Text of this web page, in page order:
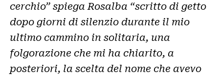
cerchio” spiega Rosalba “scritto di getto
dopo giorni di silenzio durante il mio
ultimo cammino in solitaria, una
folgorazione che mi ha chiarito, a
posteriori, la scelta del nome che avevo